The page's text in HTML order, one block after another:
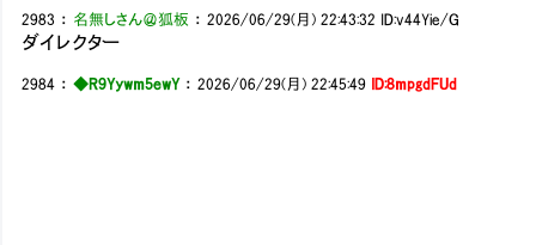
2983 ： 名無しさん＠狐板 ：2026/06/29(月) 22:43:32 ID:v44Yie/G
ダイレクター
2984 ：◆R9Yywm5ewY：2026/06/29(月) 22:45:49 ID:8mpgdFUd